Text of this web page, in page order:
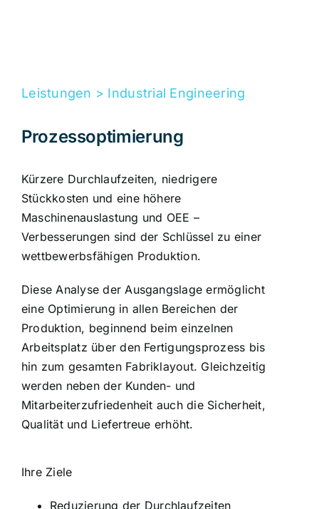
Leistungen > Industrial Engineering
Prozessoptimierung
Kürzere Durchlaufzeiten, niedrigere
Stückkosten und eine höhere
Maschinenauslastung und OEE –
Verbesserungen sind der Schlüssel zu einer
wettbewerbsfähigen Produktion.
Diese Analyse der Ausgangslage ermöglicht
eine Optimierung in allen Bereichen der
Produktion, beginnend beim einzelnen
Arbeitsplatz über den Fertigungsprozess bis
hin zum gesamten Fabriklayout. Gleichzeitig
werden neben der Kunden- und
Mitarbeiterzufriedenheit auch die Sicherheit,
Qualität und Liefertreue erhöht.
Ihre Ziele
Reduzierung der Durchlaufzeiten